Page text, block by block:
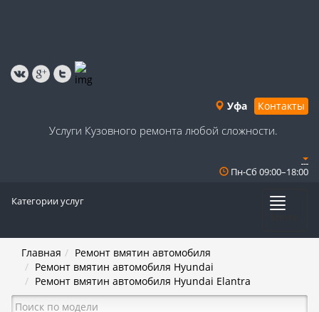
Уфа Контакты
Услуги Кузовного ремонта любой сложности.
Пн-Сб 09:00–18:00
Категории услуг
Главная
Ремонт вмятин автомобиля
Ремонт вмятин автомобиля Hyundai
Ремонт вмятин автомобиля Hyundai Elantra